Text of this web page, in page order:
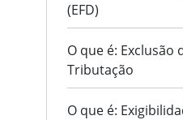
(EFD)
O que é: Exclusão
Tributação
O que é: